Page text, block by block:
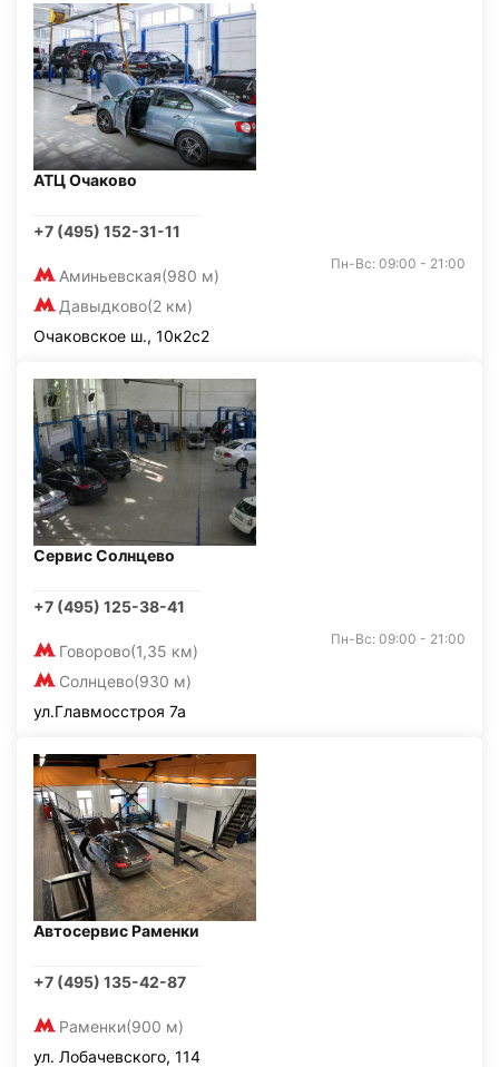
АТЦ Очаково
+7 (495) 152-31-11
Аминьевская(980 м)
Давыдково(2 км)
Пн-Вс: 09:00 - 21:00
Очаковское ш., 10к2с2
Сервис Солнцево
+7 (495) 125-38-41
Говорово(1,35 км)
Солнцево(930 м)
Пн-Вс: 09:00 - 21:00
ул.Главмосстроя 7а
Автосервис Раменки
+7 (495) 135-42-87
Раменки(900 м)
ул. Лобачевского, 114